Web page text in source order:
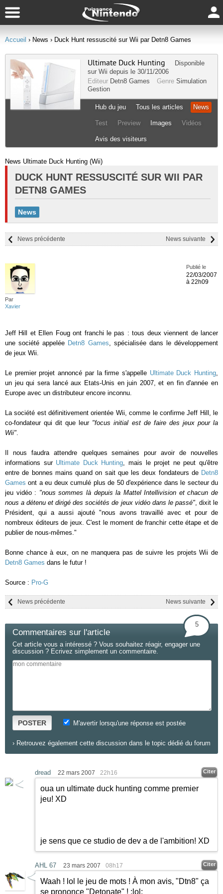
Accueil › News › Duck Hunt ressuscité sur Wii par Detn8 Games
Ultimate Duck Hunting
Disponible
sur Wii depuis le 30/11/2006
Editeur Detn8 Games Genre Simulation
Gestion
Hub du jeu Tous les articles News
Test Preview Images Vidéos
Avis des visiteurs
News Ultimate Duck Hunting (Wii)
DUCK HUNT RESSUSCITÉ SUR WII PAR
DETN8 GAMES
News
News suivante
News précédente
Par
Xavier
Publié le
22/03/2007
à 22h09
Jeff Hill et Ellen Foug ont franchi le pas : tous deux viennent de lancer
une société appelée Detn8 Games, spécialisée dans le développement
de jeux Wii.
Le premier projet annoncé par la firme s'appelle Ultimate Duck Hunting,
un jeu qui sera lancé aux Etats-Unis en juin 2007, et en fin d'année en
Europe avec un distributeur encore inconnu.
La société est définitivement orientée Wii, comme le confirme Jeff Hill, le
co-fondateur qui dit que leur "focus initial est de faire des jeux pour la
Wii".
Il nous faudra attendre quelques semaines pour avoir de nouvelles
informations sur Ultimate Duck Hunting, mais le projet ne peut qu'être
entre de bonnes mains quand on sait que les deux fondateurs de Detn8
Games ont a eu deux cumulé plus de 50 d'expérience dans le secteur du
jeu vidéo : "nous sommes là depuis la Mattel Intellivision et chacun de
nous a détenu et dirigé des sociétés de jeux vidéo dans le passé", dixit le
Président, qui a aussi ajouté "nous avons travaillé avec et pour de
nombreux éditeurs de jeux. C'est le moment de franchir cette étape et de
publier de nous-mêmes."
Bonne chance à eux, on ne manquera pas de suivre les projets Wii de
Detn8 Games dans le futur !
Source : Pro-G
News suivante
News précédente
Commentaires sur l'article
5
Cet article vous a intéressé ? Vous souhaitez réagir, engager une
discussion ? Ecrivez simplement un commentaire.
POSTER M'avertir lorsqu'une réponse est postée
› Retrouvez également cette discussion dans le topic dédié du forum
dread 22 mars 2007 22h16 Citer
oua un ultimate duck hunting comme premier
jeu! XD
je sens que ce studio de dev a de l'ambition! XD
AHL 67 23 mars 2007 08h17 Citer
Waah ! lol le jeu de mots ! À mon avis, "Dtn8" ça
se prononce "Detonate" ! :lol: